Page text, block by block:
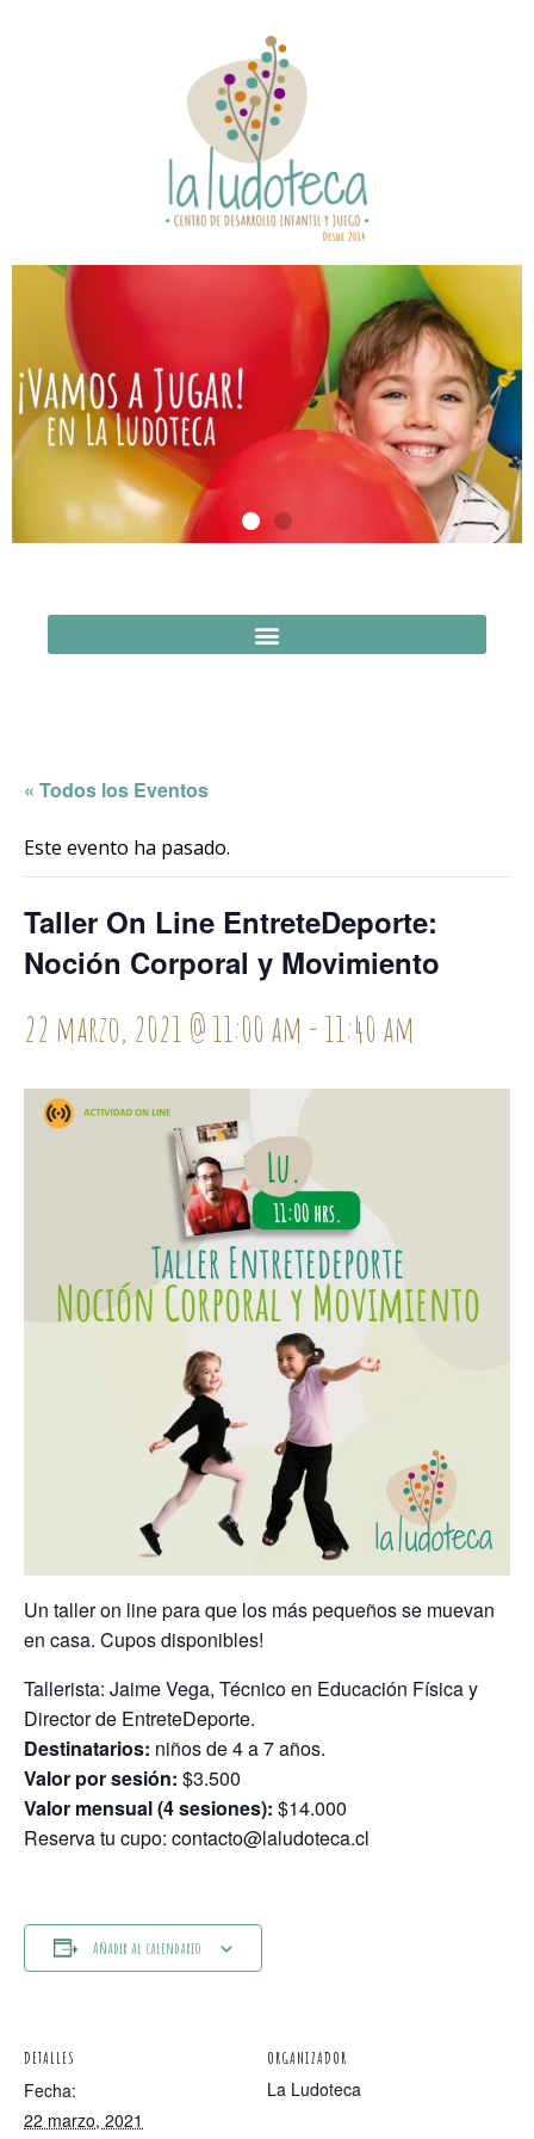
« Todos los Eventos
Este evento ha pasado.
Taller On Line EntreteDeporte:
Noción Corporal y Movimiento
22 marzo, 2021 @ 11:00 am -11:40 am
Un taller on line para que los más pequeños se muevan
en casa. Cupos disponibles!
Tallerista: Jaime Vega, Técnico en Educación Física y
Director de EntreteDeporte.
Destinatarios: niños de 4 a 7 años.
Valor por sesión: $3.500
Valor mensual (4 sesiones): $14.000
Reserva tu cupo: contacto@laludoteca.cl
Añadir al calendario
DETALLES
Fecha:
22 marzo, 2021
ORGANIZADOR
La Ludoteca